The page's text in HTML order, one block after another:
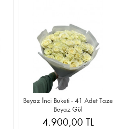
Beyaz İnci Buketi - 41 Adet Taze
Beyaz Gül
4.900,00 TL